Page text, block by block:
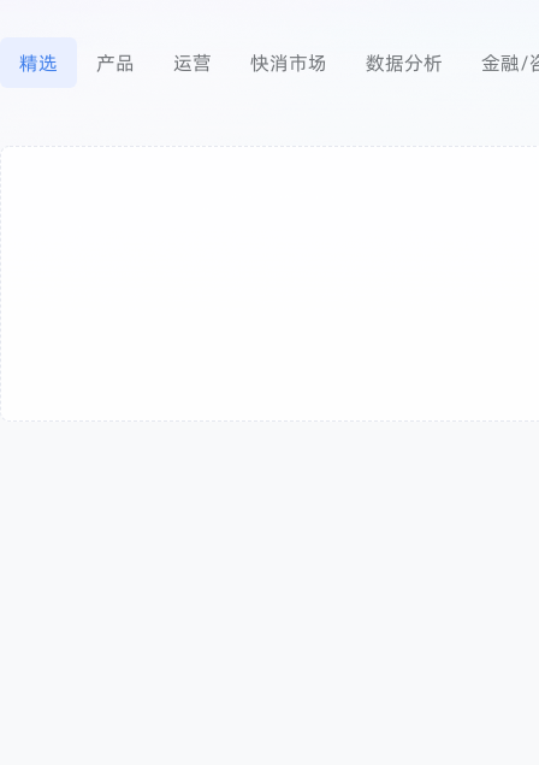
精选 产品 运营 快消市场 数据分析 金融/